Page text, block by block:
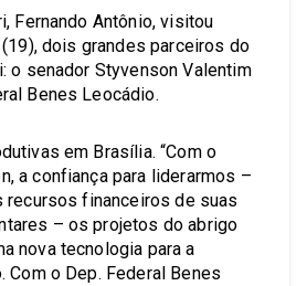
Fernando Antônio, visitou
dois grandes parceiros do
o senador Styvenson Valentim
Benes Leocádio.
em Brasília. “Com o
a confiança para liderarmos –
financeiros de suas
– os projetos do abrigo
nova tecnologia para a
Com o Dep. Federal Benes